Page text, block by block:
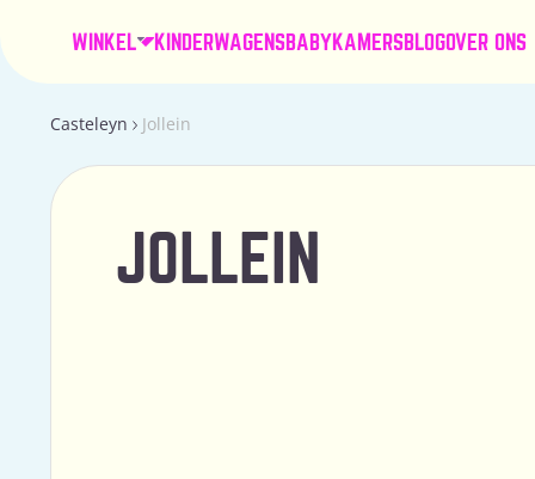
WINKEL KINDERWAGENSBABYKAMERSBLOGOVER ONS
Casteleyn Jollein
JOLLEIN